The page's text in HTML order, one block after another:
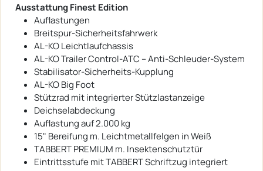
Ausstattung Finest Edition
Auflastungen
Breitspur-Sicherheitsfahrwerk
AL-KO Leichtlaufchassis
AL-KO Trailer Control-ATC – Anti-Schleuder-System
Stabilisator-Sicherheits-Kupplung
AL-KO Big Foot
Stützrad mit integrierter Stützlastanzeige
Deichselabdeckung
Auflastung auf 2.000 kg
15" Bereifung m. Leichtmetallfelgen in Weiß
TABBERT PREMIUM m. Insektenschutztür
Eintrittsstufe mit TABBERT Schriftzug integriert